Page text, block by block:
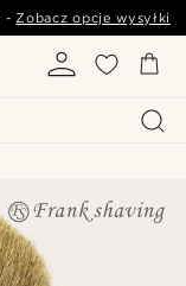
-Zobacz opcje wysyłki